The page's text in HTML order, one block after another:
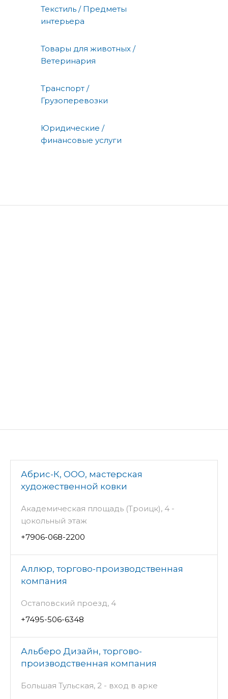
Текстиль / Предметы
интерьера
Товары для животных /
Ветеринария
Транспорт /
Грузоперевозки
Юридические /
финансовые услуги
Абрис-К, ООО, мастерская
художественной ковки
Академическая площадь (Троицк), 4 -
цокольный этаж
+7906-068-2200
Аллюр, торгово-производственная
компания
Остаповский проезд, 4
+7495-506-6348
Альберо Дизайн, торгово-
производственная компания
Большая Тульская, 2 - вход в арке